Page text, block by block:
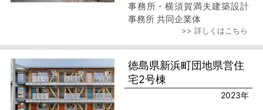
事務所・横須賀満夫建築設計
事務所 共同企業体
施工 ：竹中・株木・鈴木
良・葵・関根特定建築工事共
同企業体
>> 詳しくはこちら
徳島県新浜町団地県営住
宅2号棟
2023年